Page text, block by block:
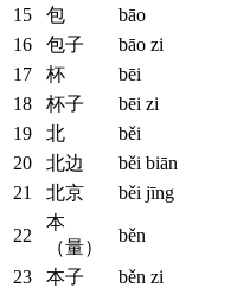
15
包 bāo
16
包子 bāo zi
17
杯 bēi
18
杯子 bēi zi
19
北 běi
20
北边 běi biān
21
北京 běi jīng
22
本
（量）
běn
23
本子 běn zi